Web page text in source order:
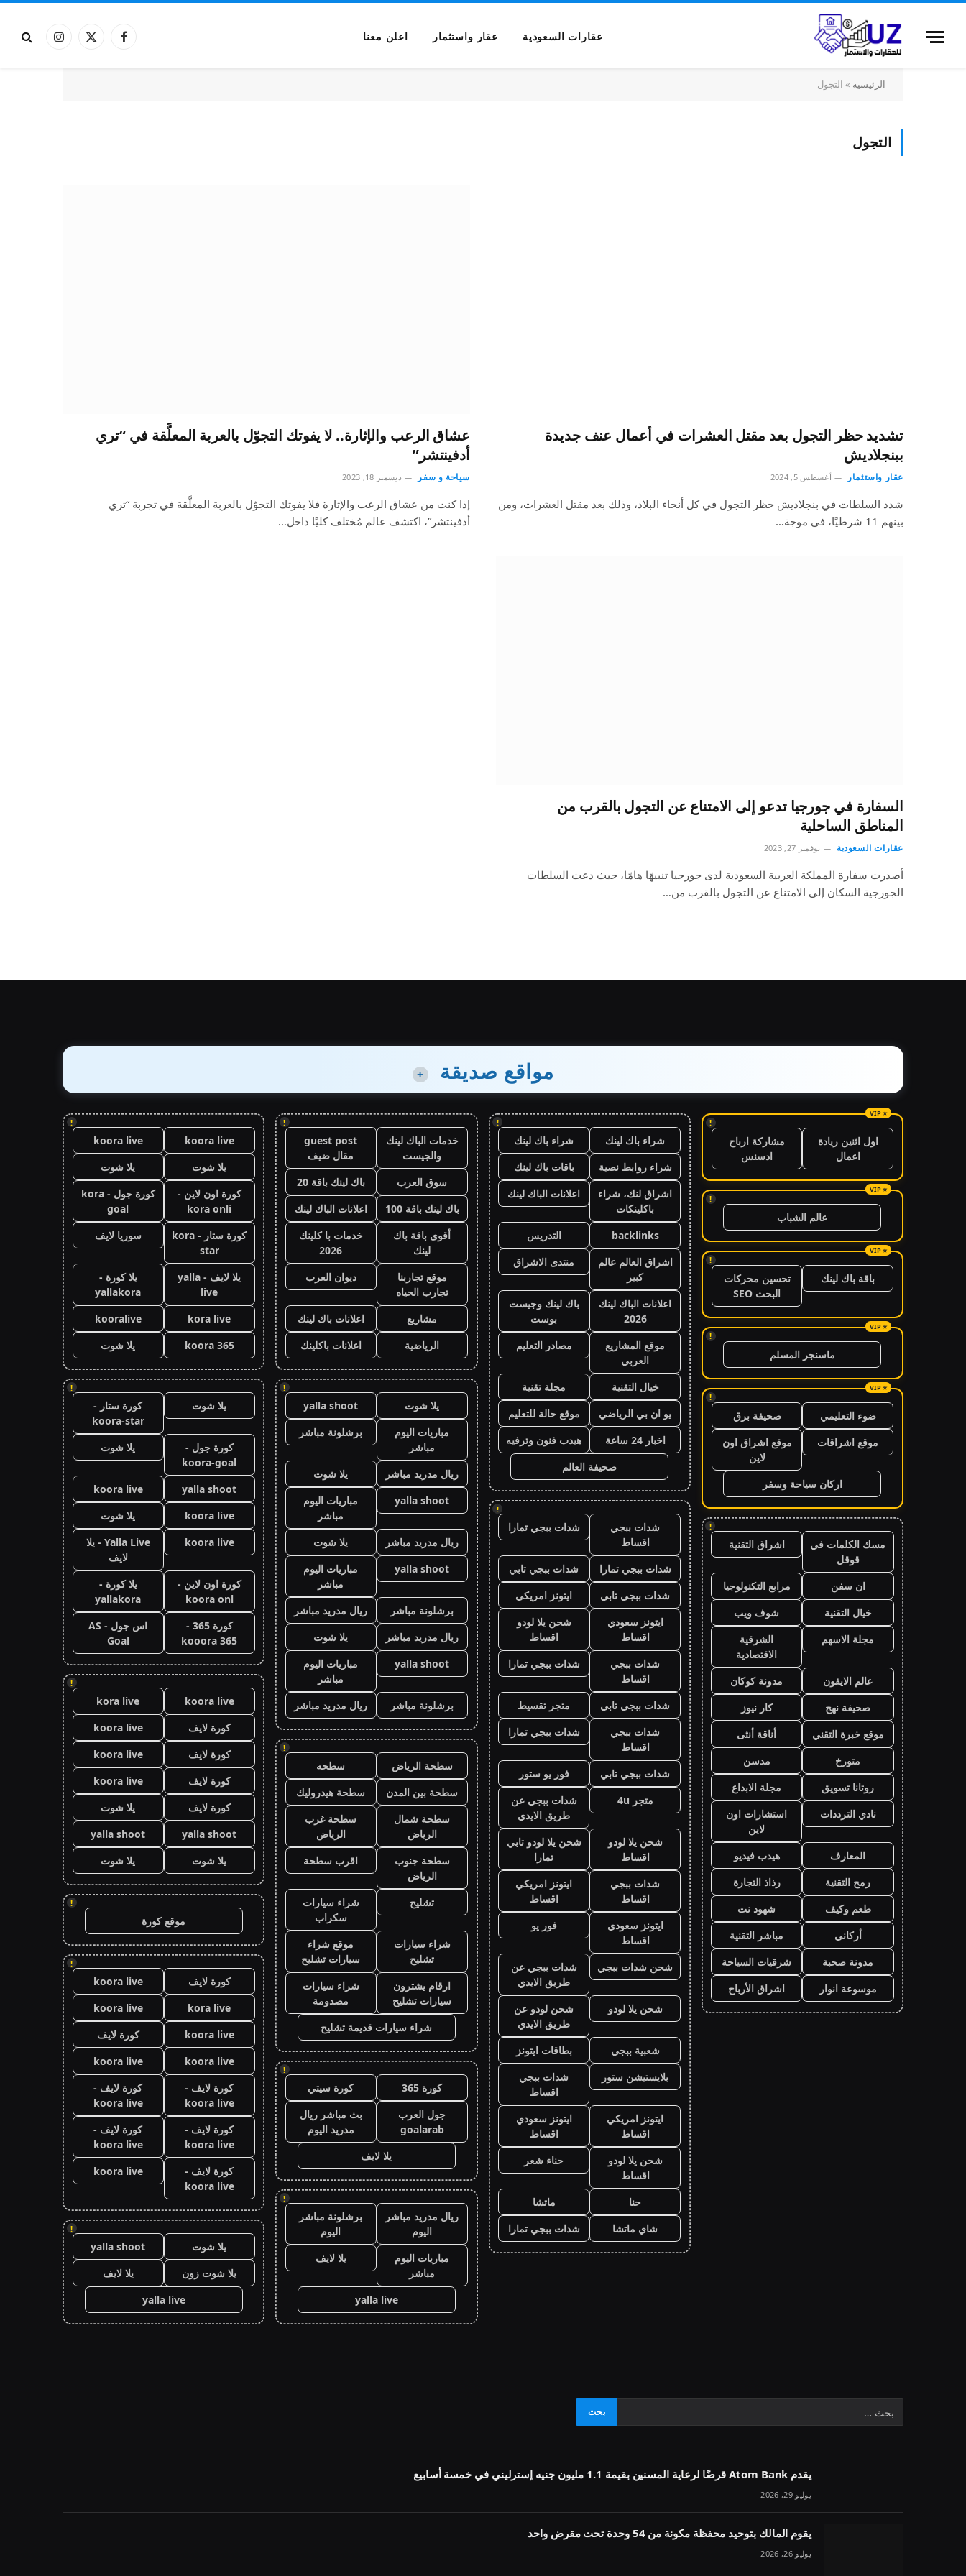
عقارات السعودية عقار واستثمار اعلن معنا فيسبوكX
الانستغرام
الرئيسية » التجول
التجول
تشديد حظر التجول بعد مقتل العشرات في أعمال عنف جديدة
ببنجلاديش
عقار واستثمار أغسطس 5, 2024
شدد السلطات في بنجلاديش حظر التجول في كل أنحاء البلاد، وذلك بعد مقتل العشرات، ومن
بينهم 11 شرطيًا، في موجة…
عشاق الرعب والإثارة.. لا يفوتك التجوّل بالعربة المعلَّقة في “تري
أدفينتشر”
سياحة و سفر ديسمبر 18, 2023
إذا كنت من عشاق الرعب والإثارة فلا يفوتك التجوّل بالعربة المعلَّقة في تجربة “تري
أدفينتشر”، اكتشف عالم مُختلف كليًا داخل…
السفارة في جورجيا تدعو إلى الامتناع عن التجول بالقرب من
المناطق الساحلية
عقارات السعودية نوفمبر 27, 2023
أصدرت سفارة المملكة العربية السعودية لدى جورجيا تنبيهًا هامًا، حيث دعت السلطات
الجورجية السكان إلى الامتناع عن التجول بالقرب من…
مواقع صديقة +
!
اول اثنين ريادة
اعمال
مشاركة ارباح
ادسنس
!
عالم الشباب
!
باقة باك لينك
تحسين محركات
البحث SEO
!
ماسنجر المسلم
!
ضوء التعليمي
صحيفة برق
موقع اشراقات
موقع اشراق اون
لاين
اركان سياحة وسفر
!
مسك الكلمات في
قوقل
اشراق التقنية
ان سفن
مرابع التكنولوجيا
خيال التقنية
شوف ويب
مجلة الاسهم
الشرقية
الاقتصادية
عالم الايفون
مدونة كوكان
صحيفة نهج
كار نيوز
موقع خبرة التقني
أناقة أنثى
متورخ
مدسن
روتانا تسويق
مجلة الابداع
نادي الترددات
استشارات اون
لاين
المعارف
هيدب فيديو
رمح التقنية
رذاذ التجارة
طعم وكيف
شهود نت
أركاني
مباشر التقنية
مدونة صحبة
شرقيات السياحة
موسوعة انوار
اشراق الأرباح
!
شراء باك لينك
شراء باك لينك
شراء روابط نصية
باقات باك لينك
اشراق لنك، شراء
باكلينكات
اعلانات الباك لينك
backlinks
التدريس
اشراق العالم عالم
كبير
منتدى الاشراق
اعلانات الباك لينك
2026
باك لينك وجيست
بوست
موقع المشاريع
العربي
مصادر التعليم
خيال التقنية
مجلة تقنية
يو ان بي الرياضي
موقع حالة للتعليم
اخبار 24 ساعة
هيدب فنون وترفيه
صحيفة العالم
!
شدات ببجي
اقساط
شدات ببجي تمارا
شدات ببجي تمارا
شدات ببجي تابي
شدات ببجي تابي
ايتونز امريكي
ايتونز سعودي
اقساط
شحن يلا لودو
اقساط
شدات ببجي
اقساط
شدات ببجي تمارا
شدات ببجي تابي
متجر تقسيط
شدات ببجي
اقساط
شدات ببجي تمارا
شدات ببجي تابي
فور يو ستور
متجر 4u
شدات ببجي عن
طريق الايدي
شحن يلا لودو
اقساط
شحن يلا لودو تابي
تمارا
شدات ببجي
اقساط
ايتونز امريكي
اقساط
ايتونز سعودي
اقساط
فور يو
شحن شدات ببجي
شدات ببجي عن
طريق الايدي
شحن يلا لودو
شحن لودو عن
طريق الايدي
شعبية ببجي
بطاقات ايتونز
بلايستيشن ستور
شدات ببجي
اقساط
ايتونز امريكي
اقساط
ايتونز سعودي
اقساط
شحن يلا لودو
اقساط
حناء شعر
حنا
ماتشا
شاي ماتشا
شدات ببجي تمارا
!
خدمات الباك لينك
والجيست
guest post
مقال ضيف
سوق العرب
باك لينك باقة 20
باك لينك باقة 100
اعلانات الباك لينك
أقوى باقة باك
لينك
خدمات با كلينك
2026
موقع تجاربنا
تجارب الحياه
ديوان العرب
مشاريع
اعلانات باك لينك
الرياضية
اعلانات باكلينك
!
يلا شوت
yalla shoot
مباريات اليوم
مباشر
برشلونة مباشر
ريال مدريد مباشر
يلا شوت
yalla shoot
مباريات اليوم
مباشر
ريال مدريد مباشر
يلا شوت
yalla shoot
مباريات اليوم
مباشر
برشلونة مباشر
ريال مدريد مباشر
ريال مدريد مباشر
يلا شوت
yalla shoot
مباريات اليوم
مباشر
برشلونة مباشر
ريال مدريد مباشر
!
سطحة الرياض
سطحه
سطحة بين المدن
سطحة هيدروليك
سطحة شمال
الرياض
سطحة غرب
الرياض
سطحة جنوب
الرياض
اقرب سطحة
تشليح
شراء سيارات
سكراب
شراء سيارات
تشليح
موقع شراء
سيارات تشليح
ارقام يشترون
سيارات تشليح
شراء سيارات
مصدومة
شراء سيارات قديمة تشليح
!
كورة 365
كورة سيتي
جول العرب
goalarab
بث مباشر ريال
مدريد اليوم
يلا لايف
!
ريال مدريد مباشر
اليوم
برشلونة مباشر
اليوم
مباريات اليوم
مباشر
يلا لايف
yalla live
!
koora live
koora live
يلا شوت
يلا شوت
كورة اون لاين -
kora onli
كورة جول - kora
goal
كورة ستار - kora
star
سوريا لايف
يلا لايف - yalla
live
يلا كورة -
yallakora
kora live
kooralive
koora 365
يلا شوت
!
يلا شوت
كورة ستار -
koora-star
كورة جول -
koora-goal
يلا شوت
yalla shoot
koora live
koora live
يلا شوت
koora live
Yalla Live - يلا
لايف
كورة اون لاين -
koora onl
يلا كورة -
yallakora
كورة 365 -
kooora 365
اس جول - AS
Goal
!
koora live
kora live
كورة لايف
koora live
كورة لايف
koora live
كورة لايف
koora live
كورة لايف
يلا شوت
yalla shoot
yalla shoot
يلا شوت
يلا شوت
!
موقع كورة
!
كورة لايف
koora live
kora live
koora live
koora live
كورة لايف
koora live
koora live
كورة لايف -
koora live
كورة لايف -
koora live
كورة لايف -
koora live
كورة لايف -
koora live
كورة لايف -
koora live
koora live
!
يلا شوت
yalla shoot
يلا شوت زون
يلا لايف
yalla live
يقدم Atom Bank قرضًا لرعاية المسنين بقيمة 1.1 مليون جنيه إسترليني في خمسة أسابيع
يوليو 29, 2026
يقوم المالك بتوحيد محفظة مكونة من 54 وحدة تحت مقرض واحد
يوليو 26, 2026